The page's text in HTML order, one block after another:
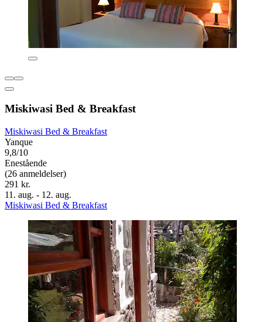
Miskiwasi Bed & Breakfast
Miskiwasi Bed & Breakfast
Yanque
9,8/10
Enestående
(26 anmeldelser)
291 kr.
11. aug. - 12. aug.
Miskiwasi Bed & Breakfast